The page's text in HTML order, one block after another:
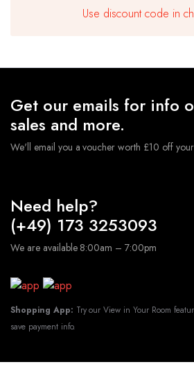
50 Geburtstag Deko Set Schwarz
Zahlen+Girlande+Ballons+Stern
★Hochwertige Latexballons und
langlebig.Sie müssen sich keine
Ballon nach dem Aufblasen platzt.
Use discount code in
Get our emails for info
sales and more.
We'll email you a voucher worth £10 off
Need help?
(+49) 173 3253093
We are available 8:00am – 7:00pm
Shopping App: Try our View in Your Room
save payment info.